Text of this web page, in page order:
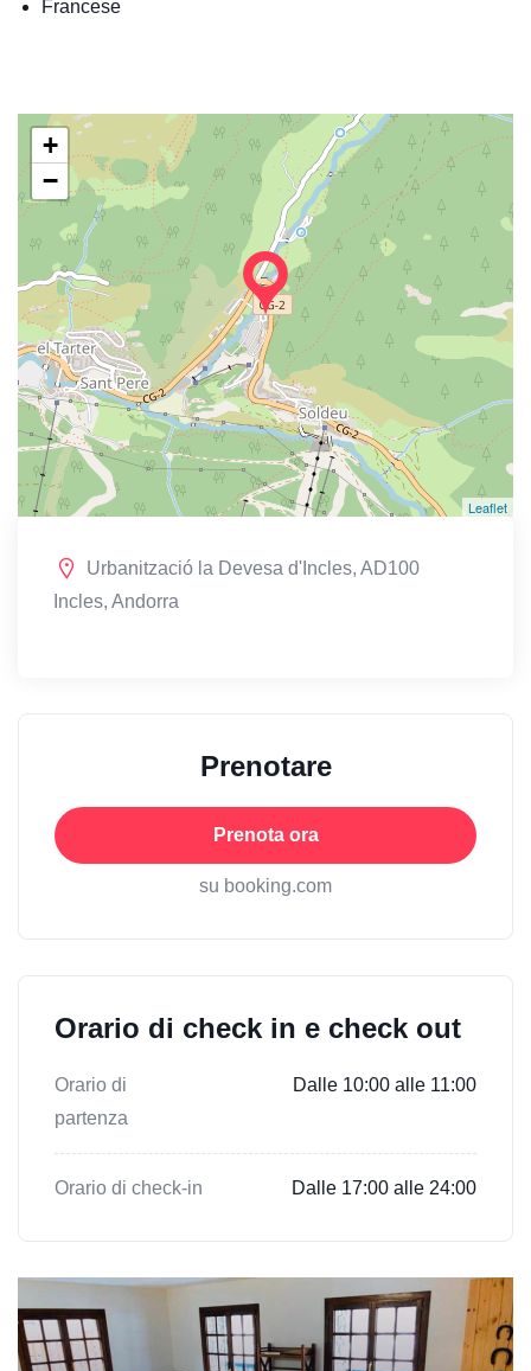
Francese
+
−
Leaflet
Urbanització la Devesa d'Incles, AD100
Incles, Andorra
Prenotare
Prenota ora
su booking.com
Orario di check in e check out
Orario di
partenza
Dalle 10:00 alle 11:00
Orario di check-in Dalle 17:00 alle 24:00